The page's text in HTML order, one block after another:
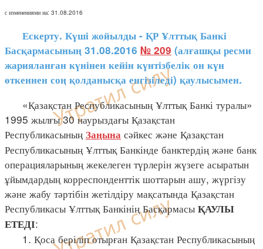
с изменениями на: 31.08.2016
Ескерту. Күші жойылды - ҚР Ұлттық Банкі
Басқармасының 31.08.2016 № 209 (алғашқы ресми
жарияланған күнінен кейін күнтізбелік он күн
өткеннен соң қолданысқа енгізіледі) қаулысымен.
«Қазақстан Республикасының Ұлттық Банкі туралы»
1995 жылғы 30 наурыздағы Қазақстан
Республикасының Заңына сәйкес және Қазақстан
Республикасының Ұлттық Банкінде банктердің және банк
операцияларының жекелеген түрлерін жүзеге асыратын
ұйымдардың корреспонденттік шоттарын ашу, жүргізу
және жабу тәртібін жетілдіру мақсатында Қазақстан
Республикасы Ұлттық Банкінің Басқармасы ҚАУЛЫ
ЕТЕДІ:
1. Қоса беріліп отырған Қазақстан Республикасының